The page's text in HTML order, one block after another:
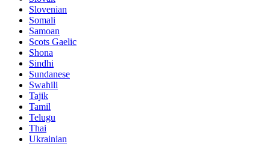
Slovenian
Somali
Samoan
Scots Gaelic
Shona
Sindhi
Sundanese
Swahili
Tajik
Tamil
Telugu
Thai
Ukrainian